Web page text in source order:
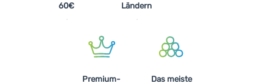
60€
Ländern
Premium-
Das meiste